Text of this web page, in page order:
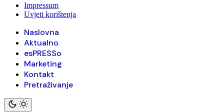
Impressum
Uvjeti korištenja
Naslovna
Aktualno
esPRESSo
Marketing
Kontakt
Pretraživanje